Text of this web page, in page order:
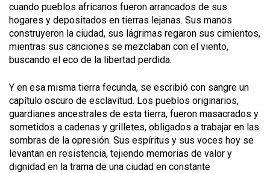
cuando pueblos africanos fueron arrancados de sus
hogares y depositados en tierras lejanas. Sus manos
construyeron la ciudad, sus lágrimas regaron sus cimientos,
mientras sus canciones se mezclaban con el viento,
buscando el eco de la libertad perdida.
Y en esa misma tierra fecunda, se escribió con sangre un
capítulo oscuro de esclavitud. Los pueblos originarios,
guardianes ancestrales de esta tierra, fueron masacrados y
sometidos a cadenas y grilletes, obligados a trabajar en las
sombras de la opresión. Sus espíritus y sus voces hoy se
levantan en resistencia, tejiendo memorias de valor y
dignidad en la trama de una ciudad en constante